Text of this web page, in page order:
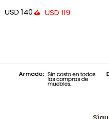
USD 140 USD 119